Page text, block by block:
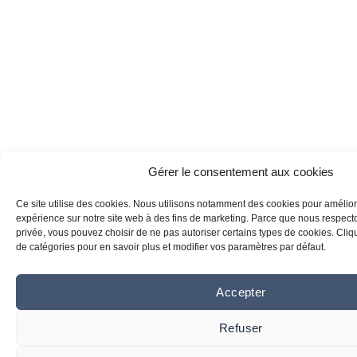
Gérer le consentement aux cookies
Ce site utilise des cookies. Nous utilisons notamment des cookies pour
expérience sur notre site web à des fins de marketing. Parce que nous
privée, vous pouvez choisir de ne pas autoriser certains types de cookies.
de catégories pour en savoir plus et modifier vos paramètres par défaut.
Accepter
Refuser